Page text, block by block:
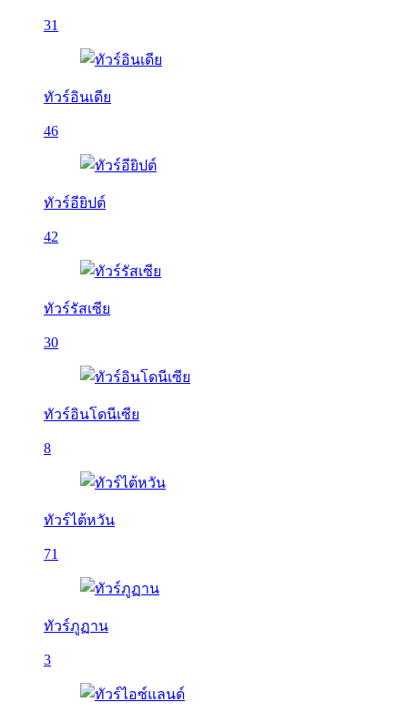
31
ทัวร์อินเดีย
46
ทัวร์อียิปต์
42
ทัวร์รัสเซีย
30
ทัวร์อินโดนีเซีย
8
ทัวร์ไต้หวัน
71
ทัวร์ภูฏาน
3